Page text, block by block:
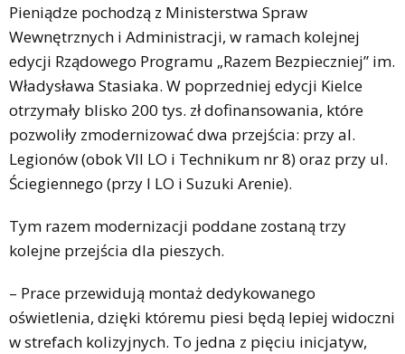
Pieniądze pochodzą z Ministerstwa Spraw
Wewnętrznych i Administracji, w ramach kolejnej
edycji Rządowego Programu „Razem Bezpieczniej” im.
Władysława Stasiaka. W poprzedniej edycji Kielce
otrzymały blisko 200 tys. zł dofinansowania, które
pozwoliły zmodernizować dwa przejścia: przy al.
Legionów (obok VII LO i Technikum nr 8) oraz przy ul.
Ściegiennego (przy I LO i Suzuki Arenie).
Tym razem modernizacji poddane zostaną trzy
kolejne przejścia dla pieszych.
– Prace przewidują montaż dedykowanego
oświetlenia, dzięki któremu piesi będą lepiej widoczni
w strefach kolizyjnych. To jedna z pięciu inicjatyw,